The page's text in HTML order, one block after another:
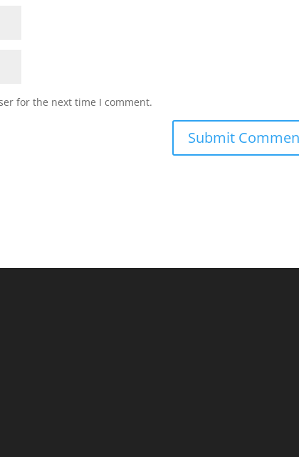
for the next time I comment.